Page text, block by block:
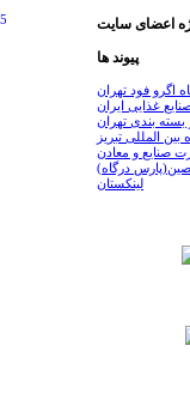
اعضای سایت
پیوند ها
اگرو فود تهران
غذایی ایران
بندی تهران
بین المللی تبریز
صنایع و معادن
درگاه)
لینکستان